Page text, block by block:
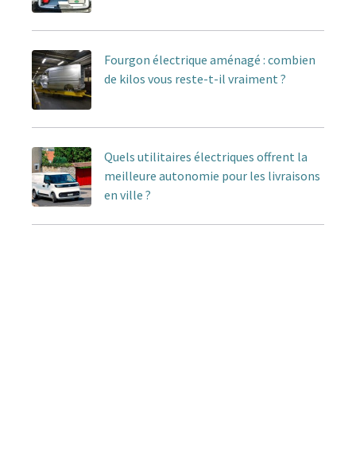
Fourgon électrique aménagé : combien
de kilos vous reste-t-il vraiment ?
Quels utilitaires électriques offrent la
meilleure autonomie pour les livraisons
en ville ?